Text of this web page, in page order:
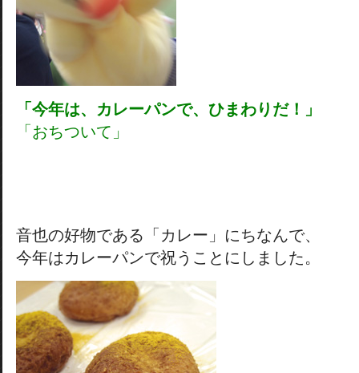
「今年は、カレーパンで、ひまわりだ！」
「おちついて」
音也の好物である「カレー」にちなんで、
今年はカレーパンで祝うことにしました。